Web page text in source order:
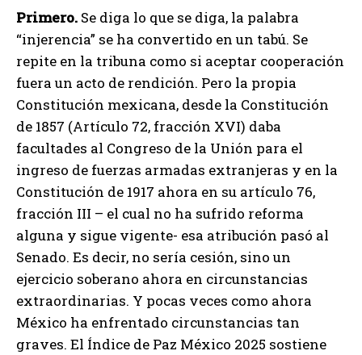
Primero. Se diga lo que se diga, la palabra
“injerencia” se ha convertido en un tabú. Se
repite en la tribuna como si aceptar cooperación
fuera un acto de rendición. Pero la propia
Constitución mexicana, desde la Constitución
de 1857 (Artículo 72, fracción XVI) daba
facultades al Congreso de la Unión para el
ingreso de fuerzas armadas extranjeras y en la
Constitución de 1917 ahora en su artículo 76,
fracción III – el cual no ha sufrido reforma
alguna y sigue vigente- esa atribución pasó al
Senado. Es decir, no sería cesión, sino un
ejercicio soberano ahora en circunstancias
extraordinarias. Y pocas veces como ahora
México ha enfrentado circunstancias tan
graves. El Índice de Paz México 2025 sostiene